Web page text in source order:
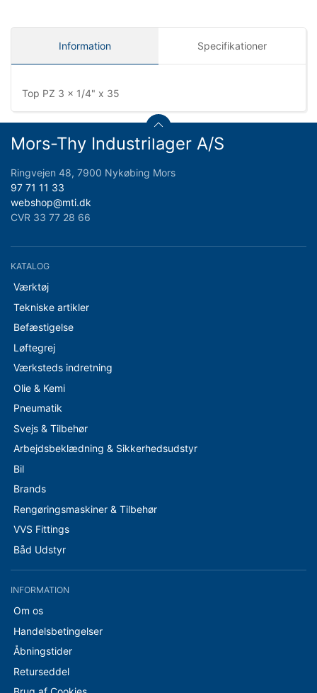
Information Specifikationer
Top PZ 3 x 1/4" x 35
Mors-Thy Industrilager A/S
Ringvejen 48, 7900 Nykøbing Mors
97 71 11 33
webshop@mti.dk
CVR 33 77 28 66
KATALOG
Værktøj
Tekniske artikler
Befæstigelse
Løftegrej
Værksteds indretning
Olie & Kemi
Pneumatik
Svejs & Tilbehør
Arbejdsbeklædning & Sikkerhedsudstyr
Bil
Brands
Rengøringsmaskiner & Tilbehør
VVS Fittings
Båd Udstyr
INFORMATION
Om os
Handelsbetingelser
Åbningstider
Returseddel